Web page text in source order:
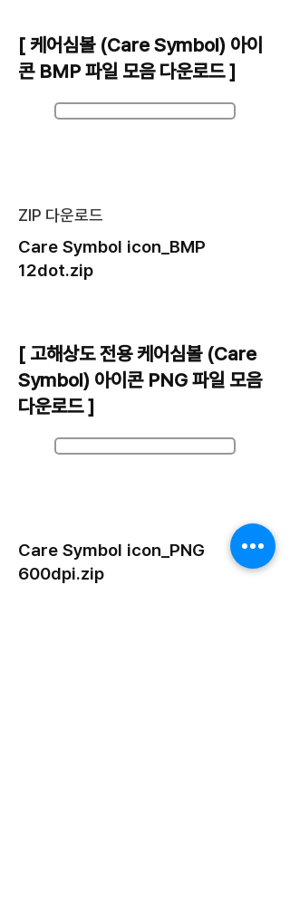
[ 케어심볼 (Care Symbol) 아이
콘 BMP 파일 모음 다운로드 ]
ZIP 다운로드
Care Symbol icon_BMP
12dot.zip
[ 고해상도 전용 케어심볼 (Care
Symbol) 아이콘 PNG 파일 모음
다운로드 ]
Care Symbol icon_PNG
600dpi.zip